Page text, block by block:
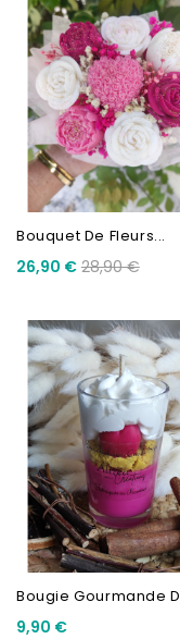
Bouquet De Fleurs...
26,90 € 28,90 €
9,90 €